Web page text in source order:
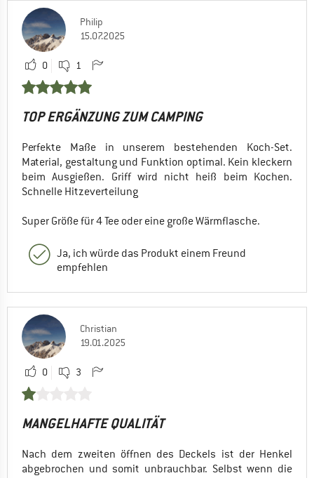
Philip
15.07.2025
0 1
TOP ERGÄNZUNG ZUM CAMPING
Perfekte Maße in unserem bestehenden Koch-Set.
Material, gestaltung und Funktion optimal. Kein kleckern
beim Ausgießen. Griff wird nicht heiß beim Kochen.
Schnelle Hitzeverteilung
Super Größe für 4 Tee oder eine große Wärmflasche.
Ja, ich würde das Produkt einem Freund
empfehlen
Christian
19.01.2025
0 3
MANGELHAFTE QUALITÄT
Nach dem zweiten öffnen des Deckels ist der Henkel
abgebrochen und somit unbrauchbar. Selbst wenn die